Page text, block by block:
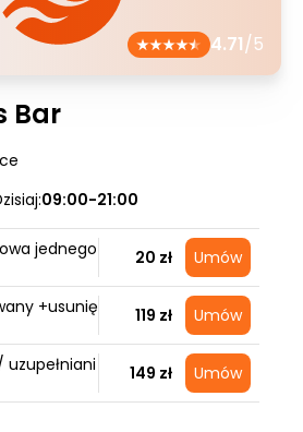
4.71/5
Bar
09:00-21:00
jednego
20 zł Umów
+usunię
119 zł Umów
149 zł Umów